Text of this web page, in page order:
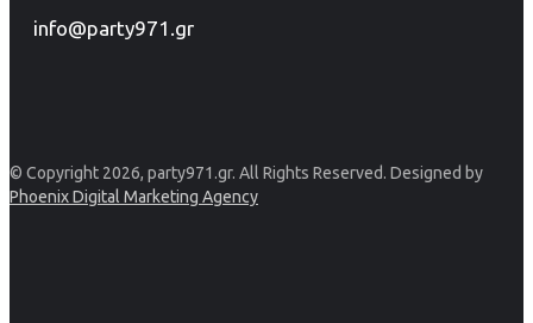
info@party971.gr
© Copyright 2026, party971.gr. All Rights Reserved. Designed by
Phoenix Digital Marketing Agency